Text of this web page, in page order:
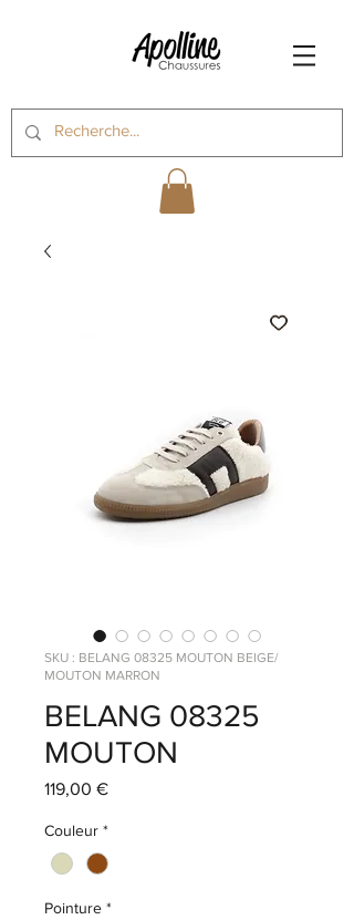
SKU : BELANG 08325 MOUTON BEIGE/
MOUTON MARRON
BELANG 08325
MOUTON
119,00 €Prix
Couleur *
Pointure *